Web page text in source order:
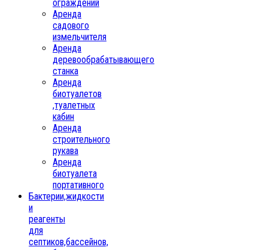
ограждений
Аренда
садового
измельчителя
Аренда
деревообрабатывающего
станка
Аренда
биотуалетов
,туалетных
кабин
Аренда
строительного
рукава
Аренда
биотуалета
портативного
Бактерии,жидкости
и
реагенты
для
септиков,бассейнов,